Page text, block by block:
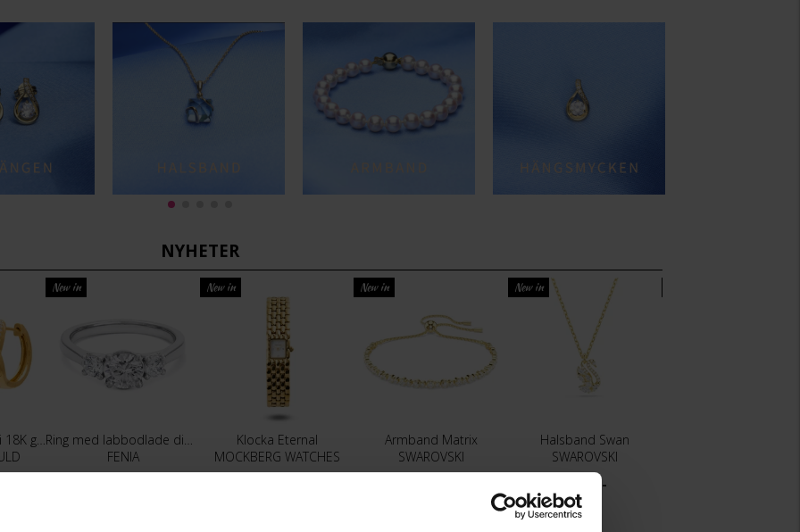
NYHETER
Diamantörhängen i 18K guld
New in
Ring med labbodlade diamanter Maia
FENIA
New in
Klocka Eternal
MOCKBERG WATCHES
New in
Armband Matrix
SWAROVSKI
New in
Halsband Swan
SWAROVSKI
1 490:-